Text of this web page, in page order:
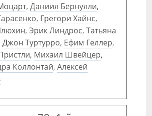
, Даниил Бернулли,
, Грегори Хайнс,
, Эрик Линдрос, Татьяна
Джон Туртурро, Ефим Геллер,
, Михаил Швейцер,
Коллонтай, Алексей